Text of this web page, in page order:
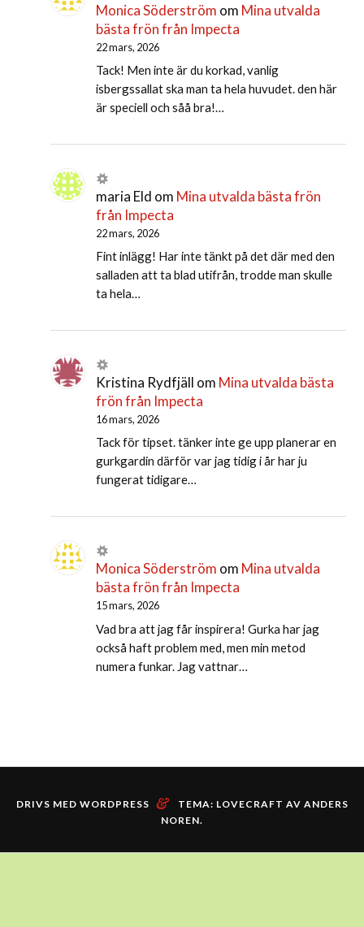
Monica Söderström om Mina utvalda
bästa frön från Impecta
22 mars, 2026
Tack! Men inte är du korkad, vanlig
isbergssallat ska man ta hela huvudet. den här
är speciell och såå bra!…
maria Eld om Mina utvalda bästa frön
från Impecta
22 mars, 2026
Fint inlägg! Har inte tänkt på det där med den
salladen att ta blad utifrån, trodde man skulle
ta hela…
Kristina Rydfjäll om Mina utvalda bästa
frön från Impecta
16 mars, 2026
Tack för tipset. tänker inte ge upp planerar en
gurkgardin därför var jag tidig i år har ju
fungerat tidigare…
Monica Söderström om Mina utvalda
bästa frön från Impecta
15 mars, 2026
Vad bra att jag får inspirera! Gurka har jag
också haft problem med, men min metod
numera funkar. Jag vattnar…
DRIVS MED WORDPRESS & TEMA: LOVECRAFT AV ANDERS
NOREN.